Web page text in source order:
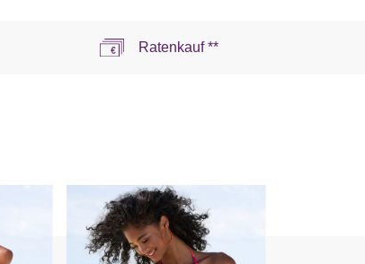
Ratenkauf **